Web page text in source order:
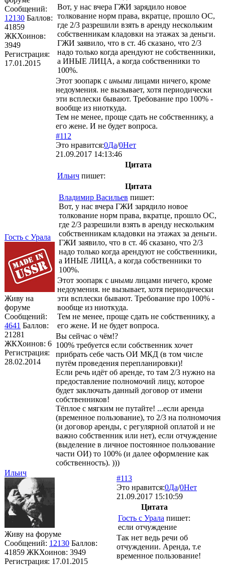
Сообщений:
12130 Баллов:
41859
ЖКХоинов:
3949
Регистрация:
17.01.2015
Вот, у нас вчера ГЖИ зарядило новое
толкование норм права, вкратце, прошло ОС,
где 2/3 разрешили взять в аренду нескольким
собственникам кладовки на этажах за деньги.
ГЖИ заявило, что в ст. 46 сказано, что 2/3
надо только когда арендуют не собственники,
а ИНЫЕ ЛИЦА, а когда собственники то
100%.
Этот зоопарк с иными лицами ничего, кроме
недоумения. не вызывает, хотя периодически
эти всплески бывают. Требование про 100% -
вообще из ниоткуда.
Тем не менее, проще сдать не собственнику, а
его жене. И не будет вопроса.
Гость с Урала
Живу на
форуме
Сообщений:
4641 Баллов:
21281
ЖКХоинов: 6
Регистрация:
28.02.2014
#112
Это нравится:0Да/0Нет
21.09.2017 14:13:46
Цитата
Ильич пишет:
Цитата
Владимир Васильев пишет:
Вот, у нас вчера ГЖИ зарядило новое
толкование норм права, вкратце, прошло ОС,
где 2/3 разрешили взять в аренду нескольким
собственникам кладовки на этажах за деньги.
ГЖИ заявило, что в ст. 46 сказано, что 2/3
надо только когда арендуют не собственники,
а ИНЫЕ ЛИЦА, а когда собственники то
100%.
Этот зоопарк с иными лицами ничего, кроме
недоумения. не вызывает, хотя периодически
эти всплески бывают. Требование про 100% -
вообще из ниоткуда.
Тем не менее, проще сдать не собственнику, а
его жене. И не будет вопроса.
Вы сейчас о чём!?
100% требуется если собственник хочет
прибрать себе часть ОИ МКД (в том числе
путём проведения перепланировки)!
Если речь идёт об аренде, то там 2/3 нужно на
предоставление полномочий лицу, которое
будет заключать данный договор от имени
собственников!
Тёплое с мягким не путайте! ...если аренда
(временное пользование), то 2/3 на полномочия
(и договор аренды, с регулярной оплатой и не
важно собственник или нет), если отчуждение
(выделение в личное постоянное пользование
части ОИ) то 100% (и далее оформление как
собственность). )))
Ильич
Живу на форуме
Сообщений: 12130 Баллов:
41859 ЖКХоинов: 3949
Регистрация: 17.01.2015
#113
Это нравится:0Да/0Нет
21.09.2017 15:10:59
Цитата
Гость с Урала пишет:
если отчуждение
Так нет ведь речи об
отчуждении. Аренда, т.е
временное пользование!